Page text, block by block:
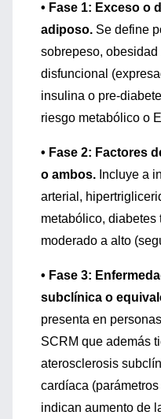
• Fase 1: Exceso o
adiposo. Se define
sobrepeso,
disfuncional
insulina o pre-
riesgo metabólico o
• Fase 2: Factores
o ambos. Incluye a
arterial,
metabólico,
moderado a alto
• Fase 3:
subclínica o
presenta en
SCRM que además
aterosclerosis
cardíaca
indican aumento de